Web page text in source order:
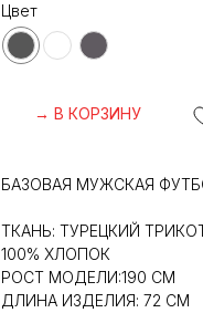
Цвет
→ В КОРЗИНУ
БАЗОВАЯ МУЖСКАЯ
ТКАНЬ: ТУРЕЦКИЙ
100% ХЛОПОК
РОСТ МОДЕЛИ:190 СМ
ДЛИНА ИЗДЕЛИЯ: 72 СМ